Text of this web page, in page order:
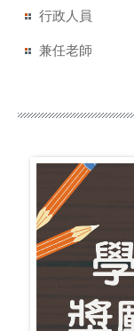
行政人員
兼任老師